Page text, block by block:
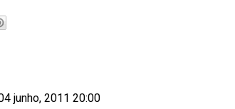
junho, 2011 20:00